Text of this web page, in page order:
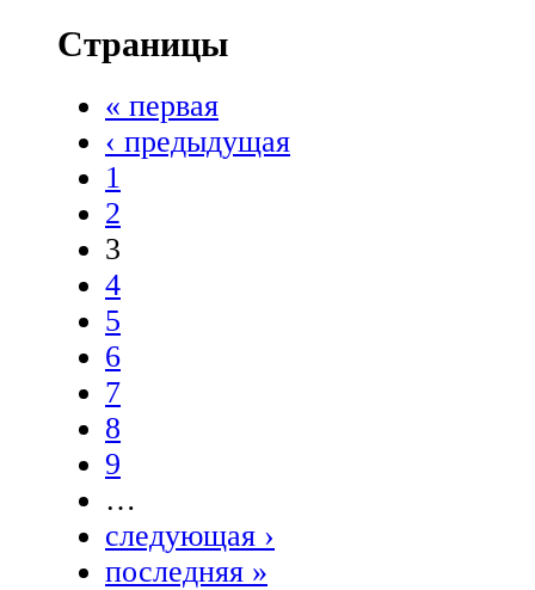
Страницы
« первая
‹ предыдущая
1
2
3
4
5
6
7
8
9
…
следующая ›
последняя »